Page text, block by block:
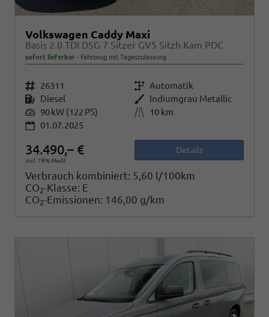
Volkswagen Caddy Maxi
Basis 2.0 TDI DSG 7 Sitzer GV5 Sitzh Kam PDC
sofort lieferbar Fahrzeug mit Tageszulassung
Fahrzeugnr. 26311 Getriebe Automatik
Kraftstoff Diesel Außenfarbe Indiumgrau Metallic
Leistung 90 kW (122 PS) Kilometerstand
10 km
01.07.2025
34.490,– €
incl. 19% MwSt.
Details
Verbrauch kombiniert: 5,60 l/100km
CO2-Klasse: E
CO2-Emissionen: 146,00 g/km